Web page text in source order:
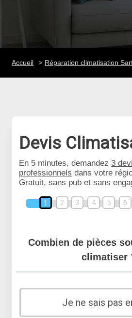
Accueil Réparation climatisation
Devis
En 5 minutes, demandez 3
professionnels dans votre
Gratuit, sans pub et sans
1 2 3 4 5 6
Combien de pièces
climatiser
Je ne sais pas